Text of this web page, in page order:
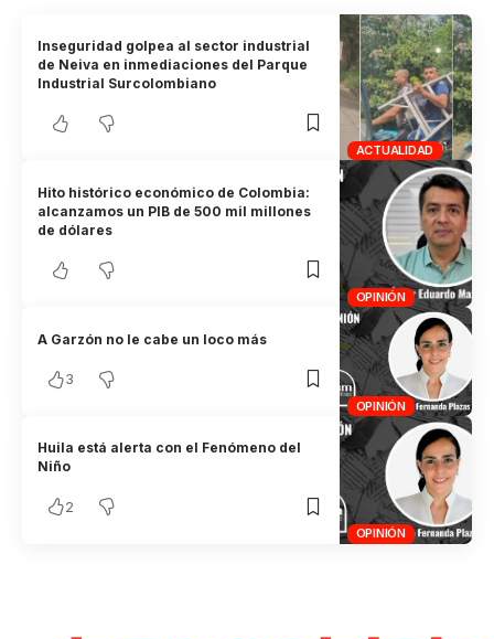
ACTUALIDAD
Inseguridad golpea al sector industrial
de Neiva en inmediaciones del Parque
Industrial Surcolombiano
OPINIÓN
Hito histórico económico de Colombia:
alcanzamos un PIB de 500 mil millones
de dólares
OPINIÓN
A Garzón no le cabe un loco más
3
OPINIÓN
Huila está alerta con el Fenómeno del
Niño
2